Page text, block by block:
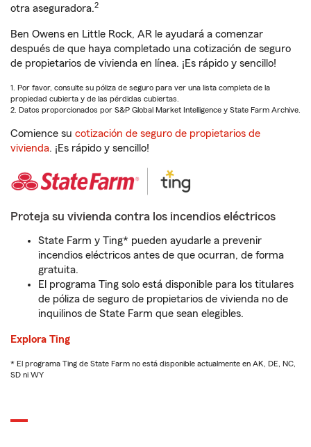
otra aseguradora.2
Ben Owens en Little Rock, AR le ayudará a comenzar
después de que haya completado una cotización de seguro
de propietarios de vivienda en línea. ¡Es rápido y sencillo!
1. Por favor, consulte su póliza de seguro para ver una lista completa de la
propiedad cubierta y de las pérdidas cubiertas.
2. Datos proporcionados por S&P Global Market Intelligence y State Farm Archive.
Comience su cotización de seguro de propietarios de
vivienda. ¡Es rápido y sencillo!
Proteja su vivienda contra los incendios eléctricos
State Farm y Ting* pueden ayudarle a prevenir
incendios eléctricos antes de que ocurran, de forma
gratuita.
El programa Ting solo está disponible para los titulares
de póliza de seguro de propietarios de vivienda no de
inquilinos de State Farm que sean elegibles.
Explora Ting
* El programa Ting de State Farm no está disponible actualmente en AK, DE, NC,
SD ni WY